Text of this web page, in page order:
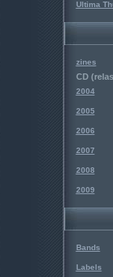
Ultima
zines
CD
2004
2005
2006
2007
2008
2009
Bands
Labels